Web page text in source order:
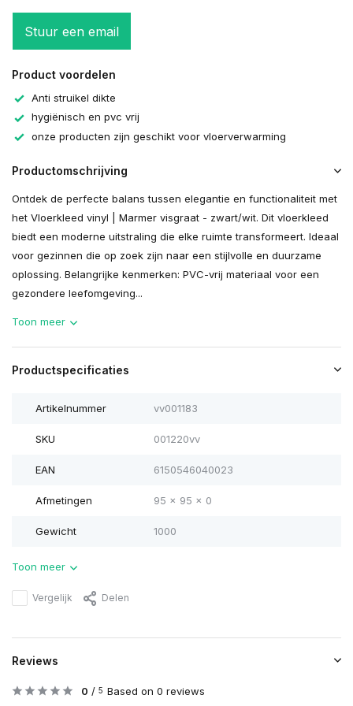
Stuur een email
Product voordelen
Anti struikel dikte
hygiënisch en pvc vrij
onze producten zijn geschikt voor vloerverwarming
Productomschrijving
Ontdek de perfecte balans tussen elegantie en functionaliteit met
het Vloerkleed vinyl | Marmer visgraat - zwart/wit. Dit vloerkleed
biedt een moderne uitstraling die elke ruimte transformeert. Ideaal
voor gezinnen die op zoek zijn naar een stijlvolle en duurzame
oplossing. Belangrijke kenmerken: PVC-vrij materiaal voor een
gezondere leefomgeving...
Toon meer
Productspecificaties
Artikelnummer vv001183
SKU 001220vv
EAN 6150546040023
Afmetingen 95 x 95 x 0
Gewicht 1000
Toon meer
Vergelijk Delen
Reviews
0 / 5 Based on 0 reviews